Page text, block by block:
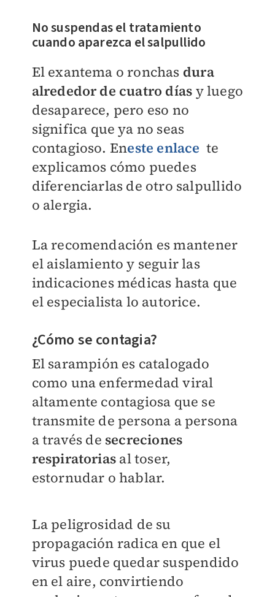
No suspendas el tratamiento
cuando aparezca el salpullido
El exantema o ronchas dura
alrededor de cuatro días y luego
desaparece, pero eso no
significa que ya no seas
contagioso. Eneste enlace te
explicamos cómo puedes
diferenciarlas de otro salpullido
o alergia.
La recomendación es mantener
el aislamiento y seguir las
indicaciones médicas hasta que
el especialista lo autorice.
¿Cómo se contagia?
El sarampión es catalogado
como una enfermedad viral
altamente contagiosa que se
transmite de persona a persona
a través de secreciones
respiratorias al toser,
estornudar o hablar.
La peligrosidad de su
propagación radica en que el
virus puede quedar suspendido
en el aire, convirtiendo